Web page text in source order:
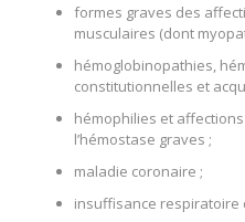
formes graves des
musculaires (dont
hémoglobinopathies,
constitutionnelles et
hémophilies et
l’hémostase graves ;
maladie coronaire ;
insuffisance respiratoire